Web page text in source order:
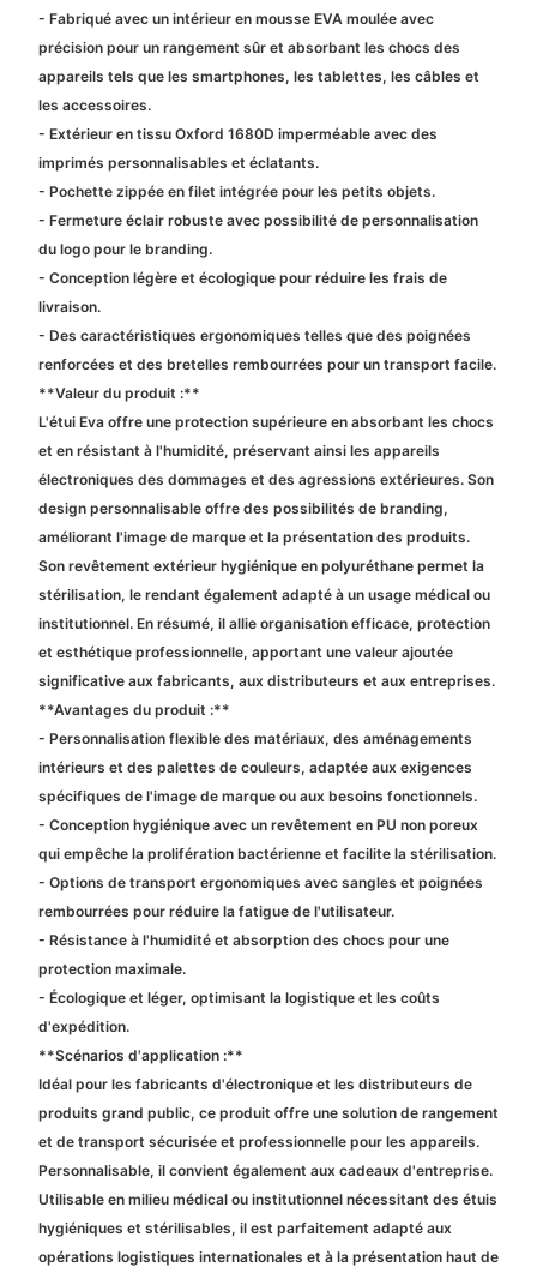
- Fabriqué avec un intérieur en mousse EVA moulée avec
précision pour un rangement sûr et absorbant les chocs des
appareils tels que les smartphones, les tablettes, les câbles et
les accessoires.
- Extérieur en tissu Oxford 1680D imperméable avec des
imprimés personnalisables et éclatants.
- Pochette zippée en filet intégrée pour les petits objets.
- Fermeture éclair robuste avec possibilité de personnalisation
du logo pour le branding.
- Conception légère et écologique pour réduire les frais de
livraison.
- Des caractéristiques ergonomiques telles que des poignées
renforcées et des bretelles rembourrées pour un transport facile.
**Valeur du produit :**
L'étui Eva offre une protection supérieure en absorbant les chocs
et en résistant à l'humidité, préservant ainsi les appareils
électroniques des dommages et des agressions extérieures. Son
design personnalisable offre des possibilités de branding,
améliorant l'image de marque et la présentation des produits.
Son revêtement extérieur hygiénique en polyuréthane permet la
stérilisation, le rendant également adapté à un usage médical ou
institutionnel. En résumé, il allie organisation efficace, protection
et esthétique professionnelle, apportant une valeur ajoutée
significative aux fabricants, aux distributeurs et aux entreprises.
**Avantages du produit :**
- Personnalisation flexible des matériaux, des aménagements
intérieurs et des palettes de couleurs, adaptée aux exigences
spécifiques de l'image de marque ou aux besoins fonctionnels.
- Conception hygiénique avec un revêtement en PU non poreux
qui empêche la prolifération bactérienne et facilite la stérilisation.
- Options de transport ergonomiques avec sangles et poignées
rembourrées pour réduire la fatigue de l'utilisateur.
- Résistance à l'humidité et absorption des chocs pour une
protection maximale.
- Écologique et léger, optimisant la logistique et les coûts
d'expédition.
**Scénarios d'application :**
Idéal pour les fabricants d'électronique et les distributeurs de
produits grand public, ce produit offre une solution de rangement
et de transport sécurisée et professionnelle pour les appareils.
Personnalisable, il convient également aux cadeaux d'entreprise.
Utilisable en milieu médical ou institutionnel nécessitant des étuis
hygiéniques et stérilisables, il est parfaitement adapté aux
opérations logistiques internationales et à la présentation haut de